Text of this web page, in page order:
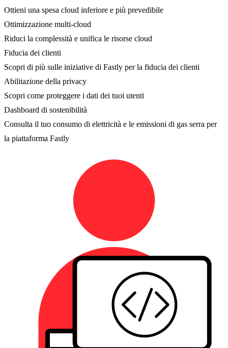
Ottieni una spesa cloud inferiore e più prevedibile
Ottimizzazione multi-cloud
Riduci la complessità e unifica le risorse cloud
Fiducia dei clienti
Scopri di più sulle iniziative di Fastly per la fiducia dei clienti
Abilitazione della privacy
Scopri come proteggere i dati dei tuoi utenti
Dashboard di sostenibilità
Consulta il tuo consumo di elettricità e le emissioni di gas serra per
la piattaforma Fastly